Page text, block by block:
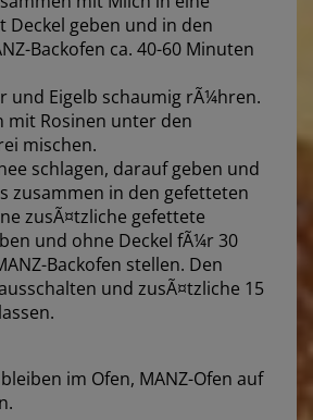
Deckel geben und in den
Backofen ca. 40-60 Minuten
und Eigelb schaumig rÃ¼hren.
mit Rosinen unter den
mischen.
schlagen, darauf geben und
zusammen in den gefetteten
zusÃ¤tzliche gefettete
und ohne Deckel fÃ¼r 30
Backofen stellen. Den
und zusÃ¤tzliche 15
im Ofen, MANZ-Ofen auf